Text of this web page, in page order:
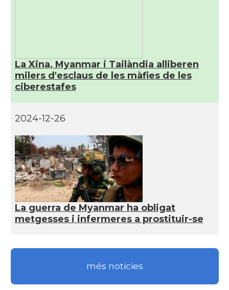
La Xina, Myanmar i Tailàndia alliberen
milers d'esclaus de les màfies de les
ciberestafes
2024-12-26
La guerra de Myanmar ha obligat
metgesses i infermeres a prostituir-se
més noticies